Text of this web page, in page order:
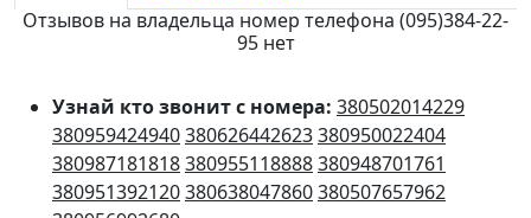
Отзывов на владельца номер телефона (095)384-22-
95 нет
Узнай кто звонит с номера: 380502014229
380959424940380626442623380950022404
380987181818380955118888380948701761
380951392120380638047860380507657962